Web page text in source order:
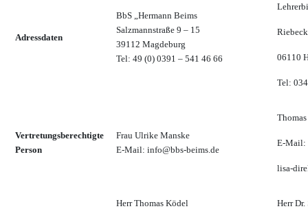
Adressdaten
BbS „Hermann Beims
Salzmannstraße 9 – 15
39112 Magdeburg
Tel: 49 (0) 0391 – 541 46 66
06110
Tel:
Vertretungsberechtigte
Person
Frau Ulrike Manske
E-Mail: info@bbs-beims.de
E-Mail:
lisa-
Herr Thomas Ködel
Herr